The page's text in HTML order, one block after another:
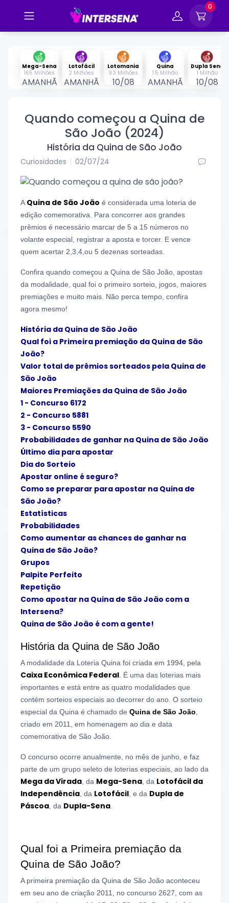
0
Mega-Sena
165 Milhões
AMANHÃ
Lotofácil
2 Milhões
AMANHÃ
Lotomania
9.3 Milhões
10/08
Quina
1.5 Milhão
AMANHÃ
Dupla Sena
1 Milhão
10/08
Quando começou a Quina de
São João (2024)
História da Quina de São João
Curiosidades 02/07/24
A Quina de São João é considerada uma loteria de
edição comemorativa. Para concorrer aos grandes
prêmios é necessário marcar de 5 a 15 números no
volante especial, registrar a aposta e torcer. E vence
quem acertar 2,3,4,ou 5 dezenas sorteadas.
Confira quando começou a Quina de São João, apostas
da modalidade, qual foi o primeiro sorteio, jogos, maiores
premiações e muito mais. Não perca tempo, confira
agora mesmo!
História da Quina de São João
Qual foi a Primeira premiação da Quina de São
João?
Valor total de prêmios sorteados pela Quina de
São João
Maiores Premiações da Quina de São João
1 - Concurso 6172
2 - Concurso 5881
3 - Concurso 5590
Probabilidades de ganhar na Quina de São João
Último dia para apostar
Dia do Sorteio
Apostar online é seguro?
Como se preparar para apostar na Quina de
São João?
Estatísticas
Probabilidades
Como aumentar as chances de ganhar na
Quina de São João?
Grupos
Palpite Perfeito
Repetição
Como apostar na Quina de São João com a
Intersena?
Quina de São João é com a gente!
História da Quina de São João
A modalidade da Loteria Quina foi criada em 1994, pela
Caixa Econômica Federal . É uma das loterias mais
importantes e está entre as quatro modalidades que
contém sorteios especiais ao decorrer do ano. O sorteio
especial da Quina é chamado de Quina de São João
criado em 2011, em homenagem ao dia e data
comemorativa de São João.
O concurso ocorre anualmente, no mês de junho, e faz
parte de um grupo seleto de loterias especiais, ao lado da
Mega da Virada , da Mega-Sena , da Lotofácil da
Independência , da Lotofácil , e da Dupla de
Páscoa , da Dupla-Sena
Qual foi a Primeira premiação da
Quina de São João?
A primeira premiação da Quina de São João aconteceu
em seu ano de criação 2011, no concurso 2627, com as